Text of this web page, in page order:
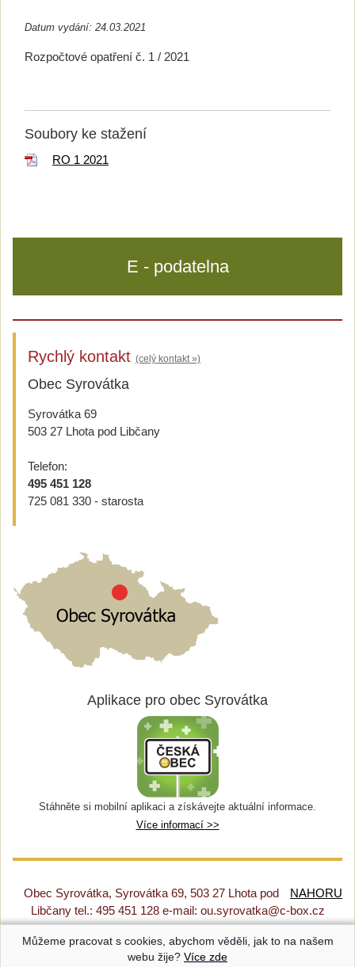
Datum vydání: 24.03.2021
Rozpočtové opatření č. 1 / 2021
Soubory ke stažení
RO 1 2021
E - podatelna
Rychlý kontakt (celý kontakt »)
Obec Syrovátka
Syrovátka 69
503 27 Lhota pod Libčany
Telefon:
495 451 128
725 081 330 - starosta
Aplikace pro obec Syrovátka
Stáhněte si mobilní aplikaci a získávejte aktuální informace.
Více informací >>
NAHORU
Obec Syrovátka, Syrovátka 69, 503 27 Lhota pod
Libčany tel.: 495 451 128 e-mail: ou.syrovatka@c-box.cz
Prohlášení o přístupnosti|Původní web|Nastavení cookies
Můžeme pracovat s cookies, abychom věděli, jak to na našem
webu žije? Více zde